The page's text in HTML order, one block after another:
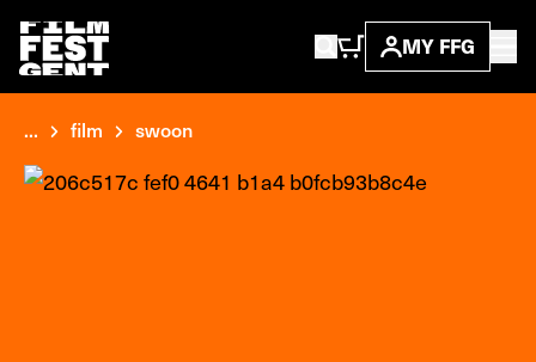
MY FFG
... film swoon